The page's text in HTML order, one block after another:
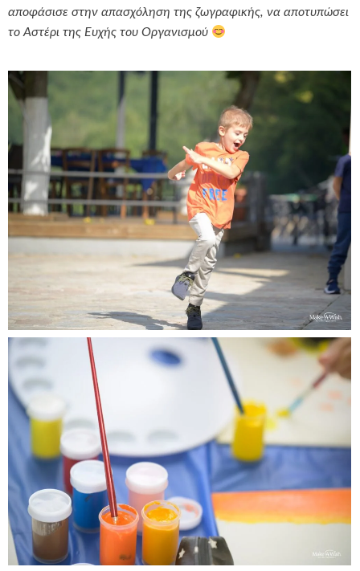
αποφάσισε στην απασχόληση της ζωγραφικής, να αποτυπώσει
το Αστέρι της Ευχής του Οργανισμού